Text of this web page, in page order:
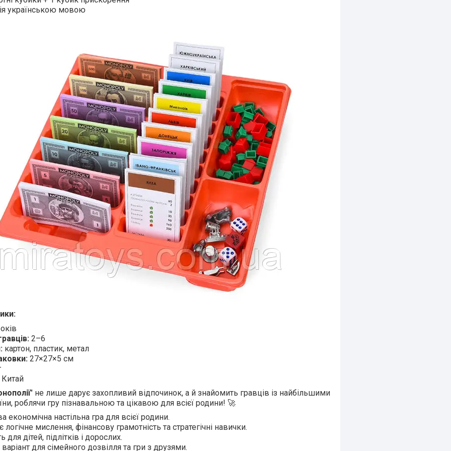
українською мовою
2–6
картон, пластик, метал
27×27×5 см
Китай
" не лише дарує захопливий відпочинок, а й знайомить гравців із найбільшими
роблячи гру пізнавальною та цікавою для всієї родини! 🚀
економічна настільна гра для всієї родини.
логічне мислення, фінансову грамотність та стратегічні навички.
для дітей, підлітків і дорослих.
для сімейного дозвілля та гри з друзями.